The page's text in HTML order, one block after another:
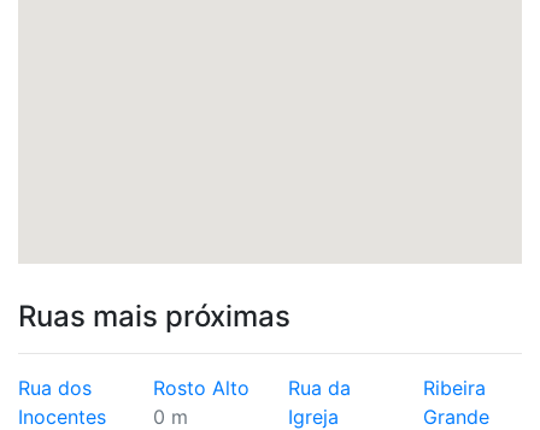
Ruas mais próximas
Rua dos
Inocentes
Rosto Alto
0 m
Rua da
Igreja
Ribeira
Grande